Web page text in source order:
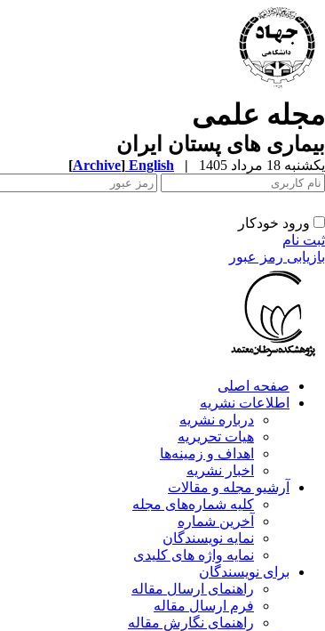
مجله علمی
بیماری های پستان ایران
یکشنبه 18 مرداد 1405 |
English
[Archive]
ورود خودکار
ثبت نام
بازیابی رمز عبور
صفحه اصلی
اطلاعات نشریه
درباره نشریه
هیات تحریریه
اهداف و زمینه‌ها
اخبار نشریه
آرشیو مجله و مقالات
کلیه شماره‌های مجله
آخرین شماره
نمایه نویسندگان
نمایه واژه های کلیدی
برای نویسندگان
راهنمای ارسال مقاله
فرم ارسال مقاله
راهنمای نگارش مقاله